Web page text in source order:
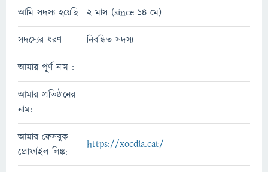
আমি সদস্য হয়েছি 2 মাস (since 14 মে)
সদস্যের ধরণ নিবন্ধিত সদস্য
আমার পূর্ণ নাম :
আমার প্রতিষ্ঠানের
নাম:
আমার ফেসবুক
প্রোফাইল লিঙ্ক:
https://xocdia.cat/